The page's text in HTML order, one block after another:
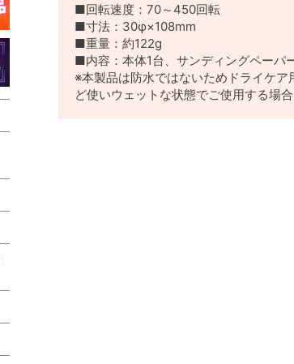
■回転速度：70～450回転
■寸法：30φ×108mm
■重量：約122g
■内容：本体1台、サンディングペー
※本製品は防水ではないためドライケ
ど使いウェットな状態でご使用する場